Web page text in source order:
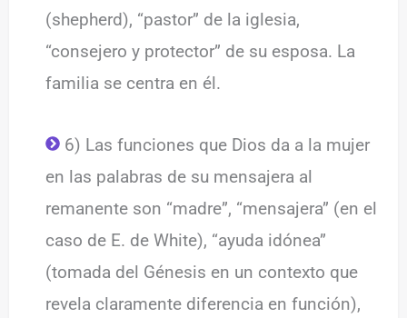
(shepherd), “pastor” de la iglesia,
“consejero y protector” de su esposa. La
familia se centra en él.
6) Las funciones que Dios da a la mujer
en las palabras de su mensajera al
remanente son “madre”, “mensajera” (en el
caso de E. de White), “ayuda idónea”
(tomada del Génesis en un contexto que
revela claramente diferencia en función),